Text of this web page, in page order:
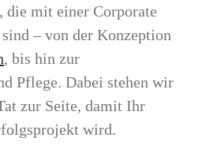
die mit einer Corporate
– von der Konzeption
, bis hin zur
Pflege. Dabei stehen wir
zur Seite, damit Ihr
wird.